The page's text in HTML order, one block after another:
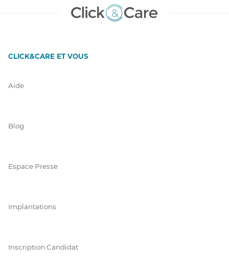
CLICK&CARE ET VOUS
Aide
Blog
Espace Presse
Implantations
Inscription Candidat